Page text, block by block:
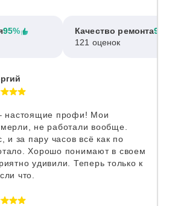
95%
Качество ремонта
121 оценок
настоящие профи! Мои
не работали вообще.
и за пару часов всё как по
Хорошо понимают в своем
удивили. Теперь только к
что.